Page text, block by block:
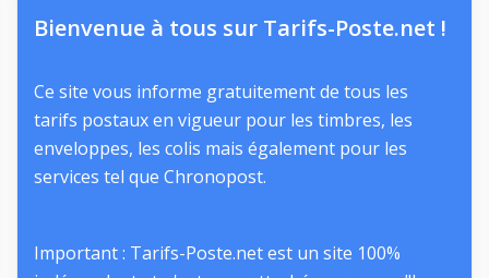
Bienvenue à tous sur Tarifs-Poste.net !
Ce site vous informe gratuitement de tous les
tarifs postaux en vigueur pour les timbres, les
enveloppes, les colis mais également pour les
services tel que Chronopost.
Important : Tarifs-Poste.net est un site 100%